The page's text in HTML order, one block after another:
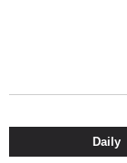
Daily